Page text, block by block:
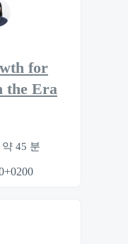
for
the Era
약 45 분